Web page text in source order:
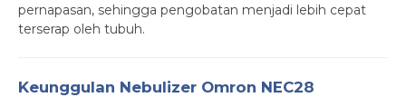
pernapasan, sehingga pengobatan menjadi lebih cepat
terserap oleh tubuh.
Keunggulan Nebulizer Omron NEC28